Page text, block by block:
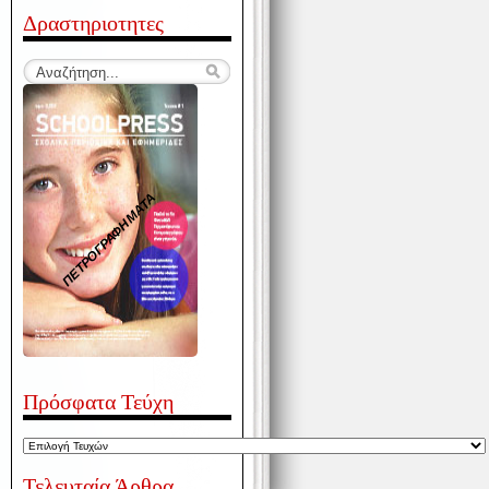
Δραστηριοτητες
ΠΕΤΡΟΓΡΑΦΗΜΑΤΑ
Πρόσφατα Τεύχη